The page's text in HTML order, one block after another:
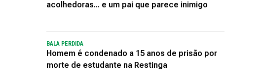
acolhedoras... e um pai que parece inimigo
BALA PERDIDA
Homem é condenado a 15 anos de prisão por
morte de estudante na Restinga